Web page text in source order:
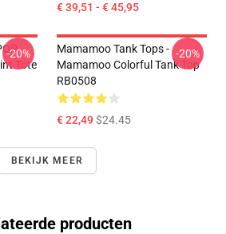
€ 39,51 - € 45,95
Tote
-20%
Mamamoo Tank Tops -
Mamamoo Colorful Tank Top
RB0508
€ 22,49$24.45
-20%
BEKIJK MEER
producten